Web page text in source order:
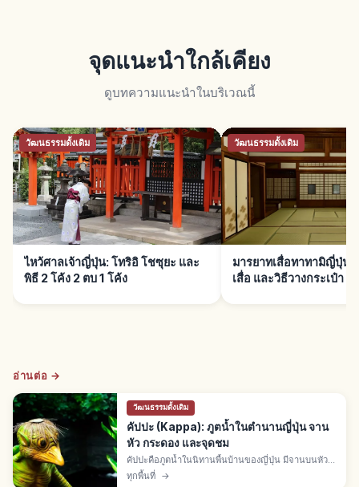
จุดแนะนำใกล้เคียง
ดูบทความแนะนำในบริเวณนี้
วัฒนธรรมดั้งเดิม
ไหว้ศาลเจ้าญี่ปุ่น: โทริอิ โชซุยะ และ
พิธี 2 โค้ง 2 ตบ 1 โค้ง
วัฒนธรรมดั้งเดิม
มารยาทเสื่อทาทามิญี่ปุ่น:
เสื่อ และวิธีวางกระเป๋า
อ่านต่อ →
วัฒนธรรมดั้งเดิม
คัปปะ (Kappa): ภูตน้ำในตำนานญี่ปุ่น จาน
หัว กระดอง และจุดชม
คัปปะคือภูตน้ำในนิทานพื้นบ้านของญี่ปุ่น มีจานบนหัว
ปากจะงอย กระดองเต่า มือเท้ามีพังผืด สูงเท่าเด็กเล็ก สี
เขียวอมฟ้า อาศัยริมแม่น้ำ บ่อ และคลองทั่วประเทศ
ทุกพื้นที่ →